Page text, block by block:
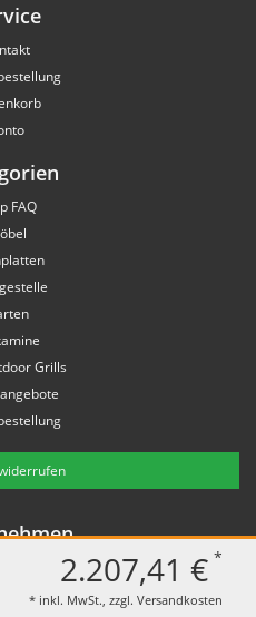
2.207,41 € *
* inkl. MwSt., zzgl. Versandkosten
FAQ
Grills
uns